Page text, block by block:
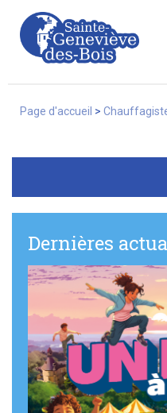
Services
Sortir à Ste
Page d'accueil >
Dernières